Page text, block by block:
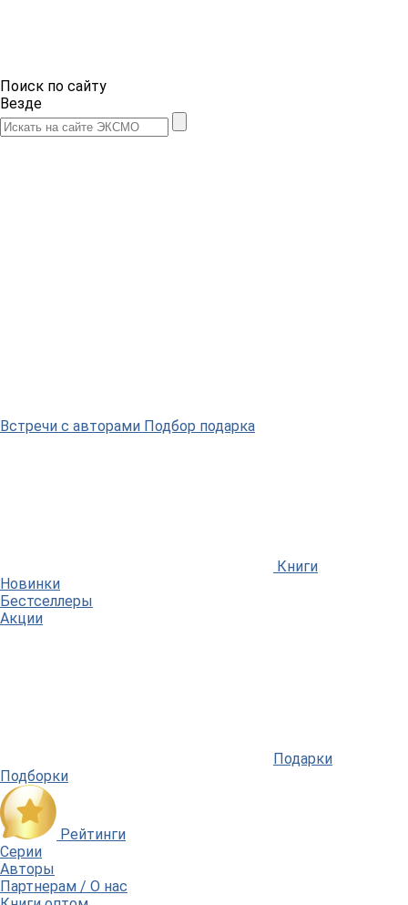
Поиск по сайту
Везде
Встречи с авторами Подбор подарка
Книги
Новинки
Бестселлеры
Акции
Подарки
Подборки
Рейтинги
Серии
Авторы
Партнерам / О нас